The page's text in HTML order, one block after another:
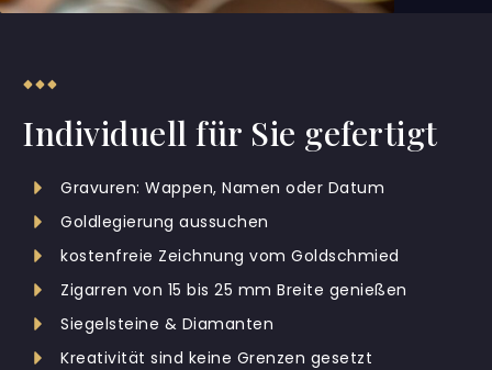
Individuell für Sie gefertigt
Gravuren: Wappen, Namen oder Datum
Goldlegierung aussuchen
kostenfreie Zeichnung vom Goldschmied
Zigarren von 15 bis 25 mm Breite genießen
Siegelsteine & Diamanten
Kreativität sind keine Grenzen gesetzt